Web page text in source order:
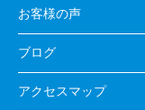
お客様の声
ブログ
アクセスマップ